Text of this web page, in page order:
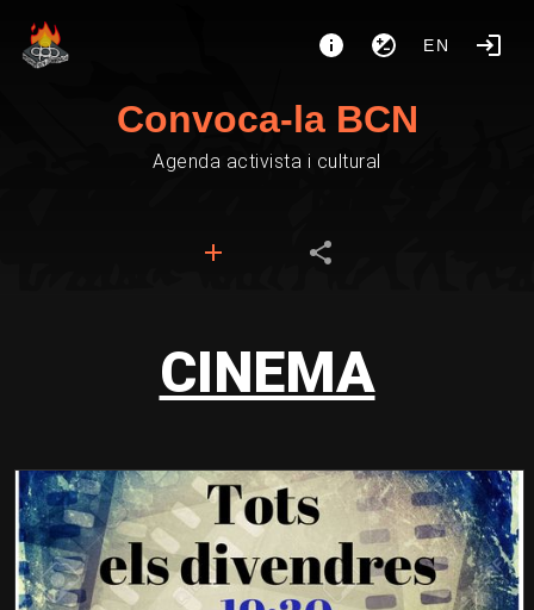
EN
Convoca-la BCN
Agenda activista i cultural
CINEMA